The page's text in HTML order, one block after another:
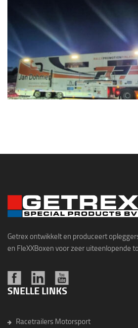
Getrex ontwikkelt en produceert
en FleXXBoxen voor zeer uiteenlopende
SNELLE LINKS
Racetrailers Motorsport